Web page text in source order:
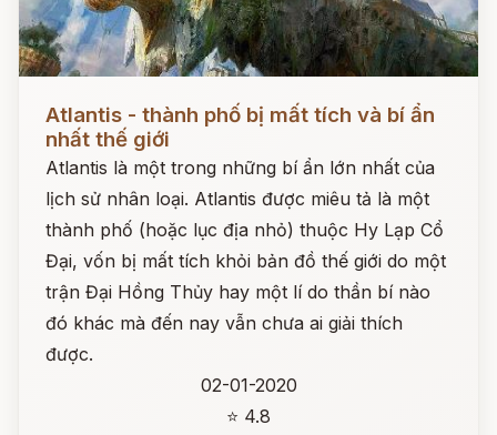
Atlantis - thành phố bị mất tích và bí ẩn
nhất thế giới
Atlantis là một trong những bí ẩn lớn nhất của
lịch sử nhân loại. Atlantis được miêu tả là một
thành phố (hoặc lục địa nhỏ) thuộc Hy Lạp Cổ
Đại, vốn bị mất tích khỏi bản đồ thế giới do một
trận Đại Hồng Thủy hay một lí do thần bí nào
đó khác mà đến nay vẫn chưa ai giải thích
được.
02-01-2020
⭐ 4.8